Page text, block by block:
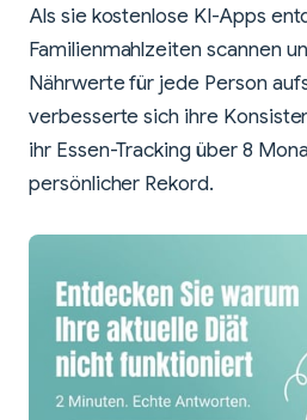
Als sie kostenlose KI-Apps
Familienmahlzeiten scannen
Nährwerte für jede Person
verbesserte sich ihre
ihr Essen-Tracking über 8
persönlicher Rekord.